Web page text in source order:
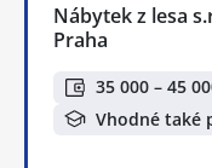
Nábytek z lesa
Praha
35 000 – 45
Vhodné také